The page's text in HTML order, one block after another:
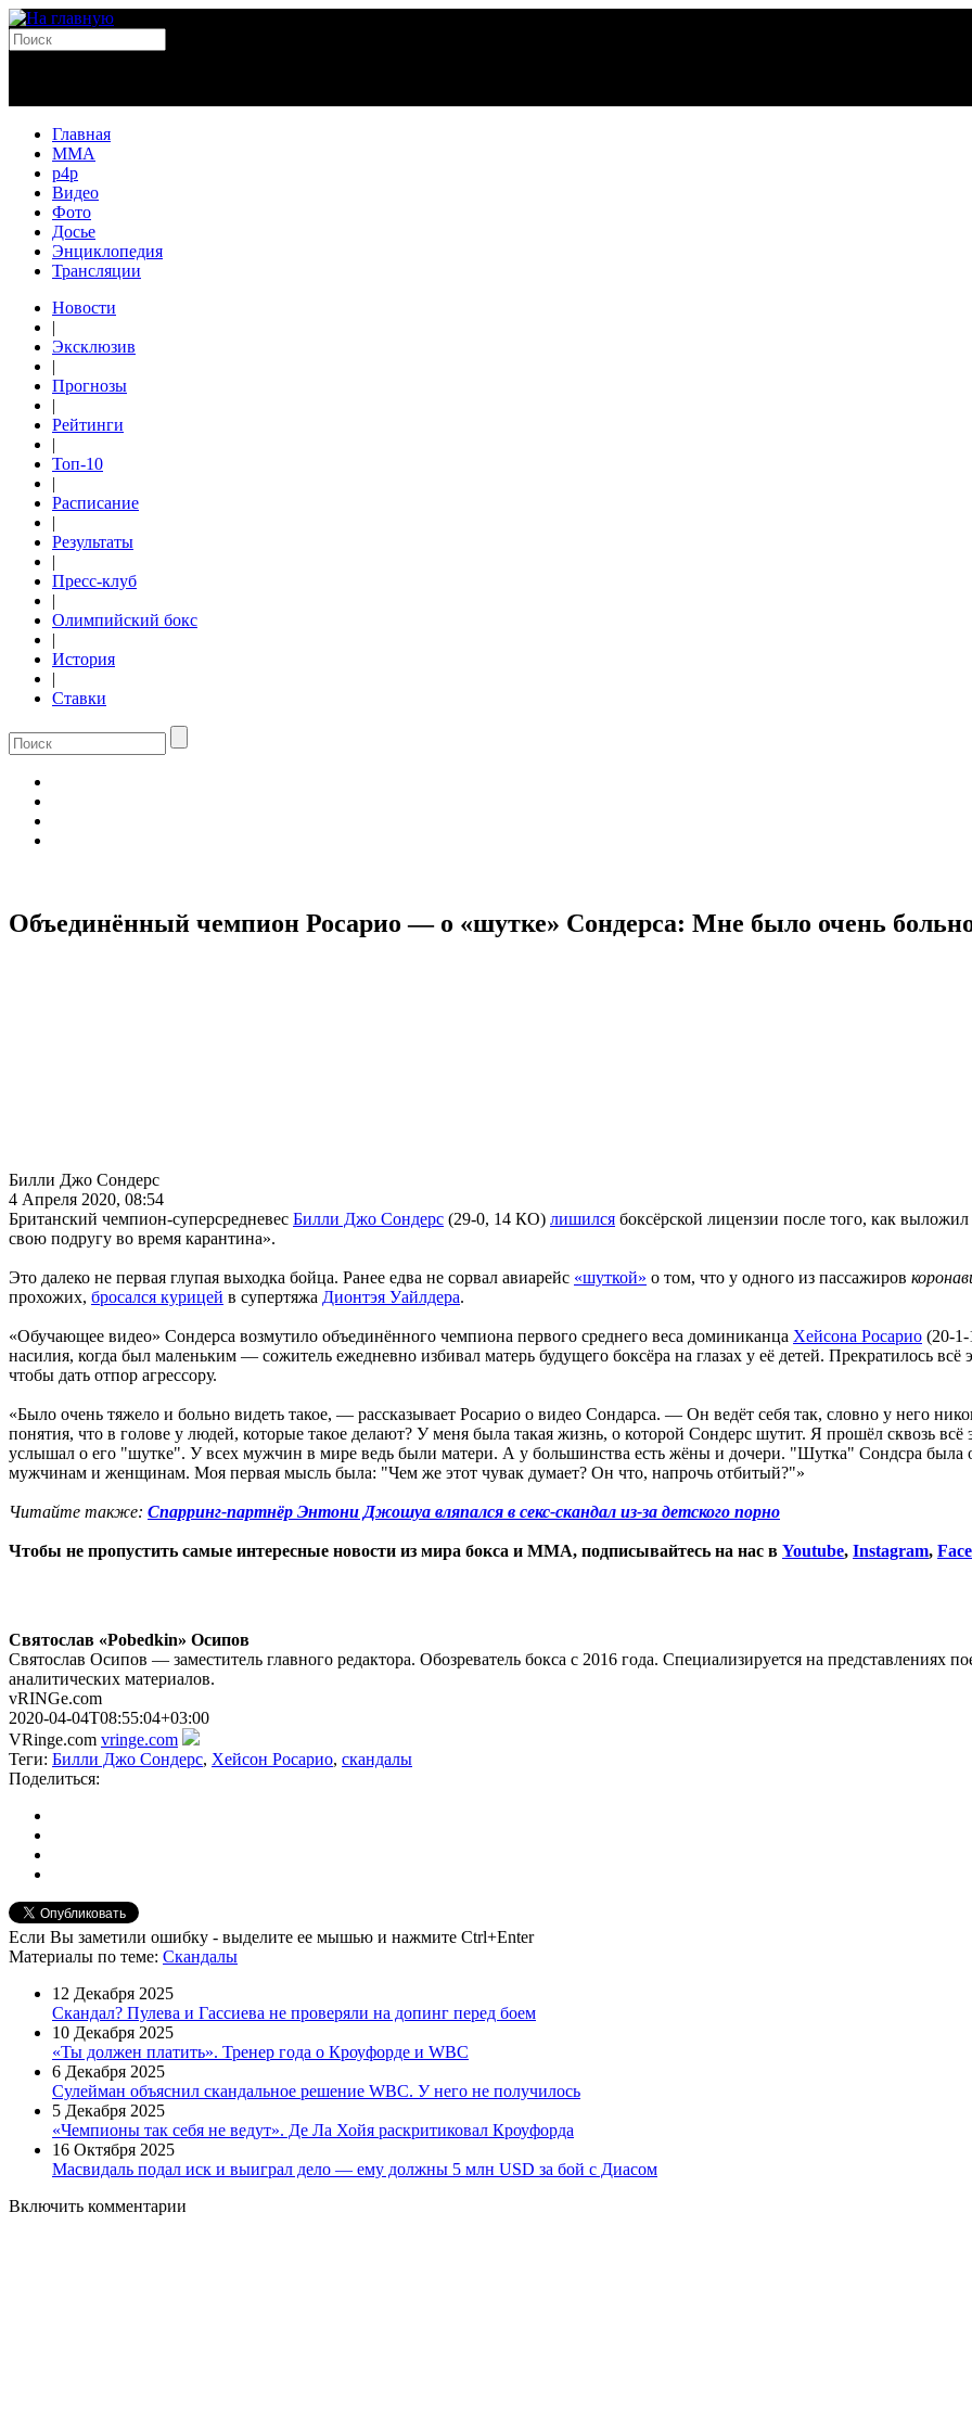
Главная
MMA
p4p
Видео
Фото
Досье
Энциклопедия
Трансляции
Новости
|
Эксклюзив
|
Прогнозы
|
Рейтинги
|
Топ-10
|
Расписание
|
Результаты
|
Пресс-клуб
|
Олимпийский бокс
|
История
|
Ставки
Объединённый чемпион Росарио — о «шутке» Сондерса: Мне было очень
Билли Джо Сондерс
4 Апреля 2020, 08:54
Британский чемпион-суперсредневес Билли Джо Сондерс (29-0, 14 КО) лишился боксёрской лицензии после того, как
свою подругу во время карантина».
Это далеко не первая глупая выходка бойца. Ранее едва не сорвал авиарейс «шуткой» о том, что у одного из пассажиров
прохожих, бросался курицей в супертяжа Дионтэя Уайлдера.
«Обучающее видео» Сондерса возмутило объединённого чемпиона первого среднего веса доминиканца Хейсона Росарио (20-
насилия, когда был маленьким — сожитель ежедневно избивал матерь будущего боксёра на глазах у её детей. Прекратилось всё
чтобы дать отпор агрессору.
«Было очень тяжело и больно видеть такое, — рассказывает Росарио о видео Сондарса. — Он ведёт себя так, словно у него
понятия, что в голове у людей, которые такое делают? У меня была такая жизнь, о которой Сондерс шутит. Я прошёл сквозь
услышал о его "шутке". У всех мужчин в мире ведь были матери. А у большинства есть жёны и дочери. "Шутка" Сондсра
мужчинам и женщинам. Моя первая мысль была: "Чем же этот чувак думает? Он что, напрочь отбитый?"»
Читайте также: Спарринг-партнёр Энтони Джошуа вляпался в секс-скандал из-за детского порно
Чтобы не пропустить самые интересные новости из мира бокса и ММА, подписывайтесь на нас в Youtube, Instagram,
Святослав «Pobedkin» Осипов
Святослав Осипов — заместитель главного редактора. Обозреватель бокса с 2016 года. Специализируется на представлениях
аналитических материалов.
vRINGe.com
2020-04-04T08:55:04+03:00
VRinge.com vringe.com
Теги: Билли Джо Сондерс, Хейсон Росарио, скандалы
Поделиться:
Если Вы заметили ошибку - выделите ее мышью и нажмите Ctrl+Enter
Материалы по теме: Скандалы
12 Декабря 2025
Скандал? Пулева и Гассиева не проверяли на допинг перед боем
10 Декабря 2025
«Ты должен платить». Тренер года о Кроуфорде и WBC
6 Декабря 2025
Сулейман объяснил скандальное решение WBC. У него не получилось
5 Декабря 2025
«Чемпионы так себя не ведут». Де Ла Хойя раскритиковал Кроуфорда
16 Октября 2025
Масвидаль подал иск и выиграл дело — ему должны 5 млн USD за бой с Диасом
Включить комментарии